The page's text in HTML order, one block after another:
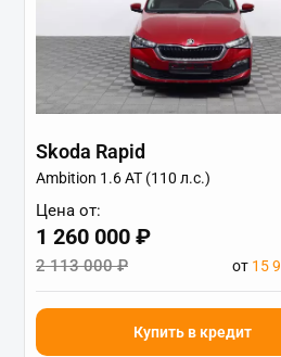
Skoda Rapid
Ambition 1.6 AT (110 л.с.)
Цена от:
1 260 000 ₽
2 113 000 ₽ от 15
Купить в кредит